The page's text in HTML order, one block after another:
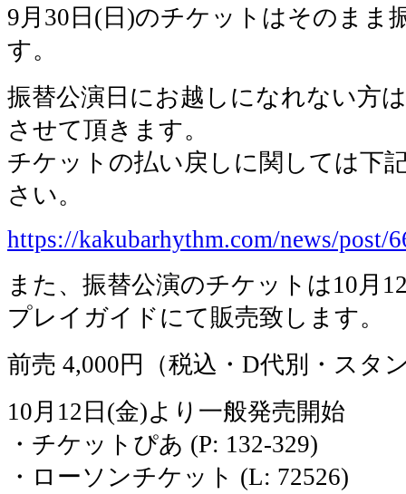
9月30日(日)のチケットはそのまま
す。
振替公演日にお越しになれない方
させて頂きます。
チケットの払い戻しに関しては下
さい。
https://kakubarhythm.com/news/post/
また、振替公演のチケットは10月
プレイガイドにて販売致します。
前売 4,000円（税込・D代別・スタ
10月12日(金)より一般発売開始
・チケットぴあ (P: 132-329)
・ローソンチケット (L: 72526)